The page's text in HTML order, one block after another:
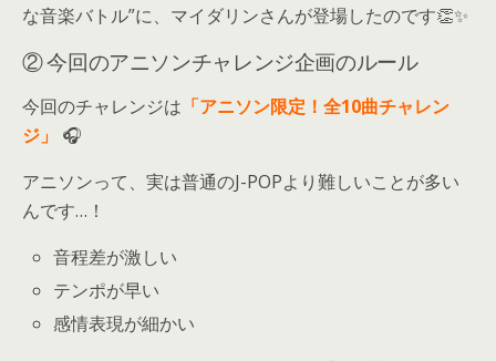
な音楽バトル”に、マイダリンさんが登場したのです👏✨
② 今回のアニソンチャレンジ企画のルール
今回のチャレンジは 「アニソン限定！全10曲チャレン
ジ」 🎧
アニソンって、実は普通のJ-POPより難しいことが多い
んです…！
音程差が激しい
テンポが早い
感情表現が細かい